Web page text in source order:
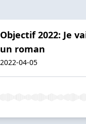
Objectif 2022: Je
un roman
2022-04-05